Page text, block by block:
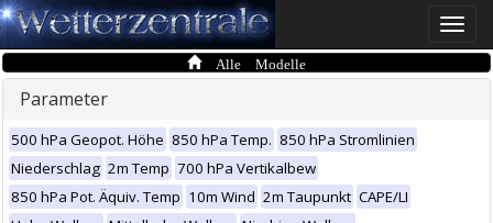
Toggle
Alle Modelle
Parameter
500 hPa Geopot. Höhe 850 hPa Temp. 850 hPa Stromlinien
Niederschlag 2m Temp 700 hPa Vertikalbew
850 hPa Pot. Äquiv. Temp 10m Wind 2m Taupunkt CAPE/LI